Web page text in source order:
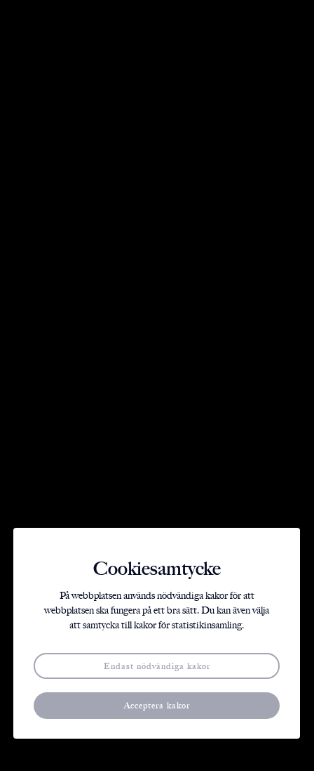
Designhus
BRF Gardenhouse
Cookiesamtycke
På webbplatsen används nödvändiga kakor för att
webbplatsen ska fungera på ett bra sätt. Du kan även välja
att samtycka till kakor för statistikinsamling.
Endast nödvändiga kakor
Acceptera kakor